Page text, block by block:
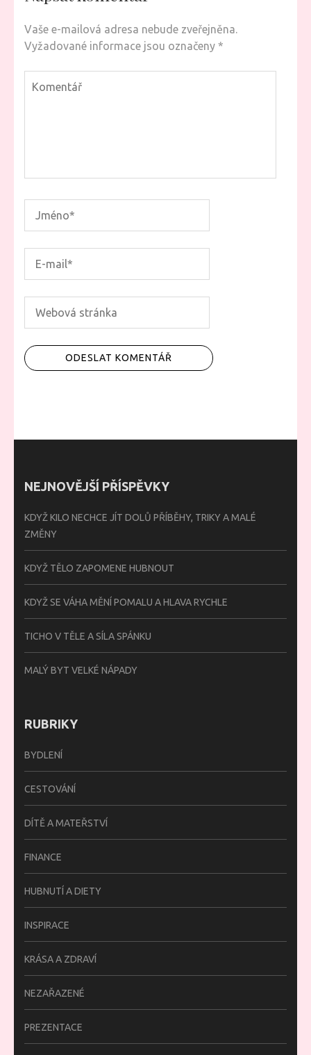
Vaše e-mailová adresa nebude zveřejněna.
Vyžadované informace jsou označeny *
NEJNOVĚJŠÍ PŘÍSPĚVKY
KDYŽ KILO NECHCE JÍT DOLŮ PŘÍBĚHY, TRIKY A MALÉ
ZMĚNY
KDYŽ TĚLO ZAPOMENE HUBNOUT
KDYŽ SE VÁHA MĚNÍ POMALU A HLAVA RYCHLE
TICHO V TĚLE A SÍLA SPÁNKU
MALÝ BYT VELKÉ NÁPADY
RUBRIKY
BYDLENÍ
CESTOVÁNÍ
DÍTĚ A MATEŘSTVÍ
FINANCE
HUBNUTÍ A DIETY
INSPIRACE
KRÁSA A ZDRAVÍ
NEZAŘAZENÉ
PREZENTACE